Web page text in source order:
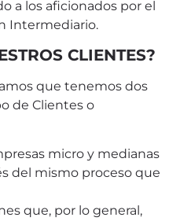
a los aficionados por el
Intermediario.
CLIENTES?
que tenemos dos
de Clientes o
micro y medianas
del mismo proceso que
que, por lo general,